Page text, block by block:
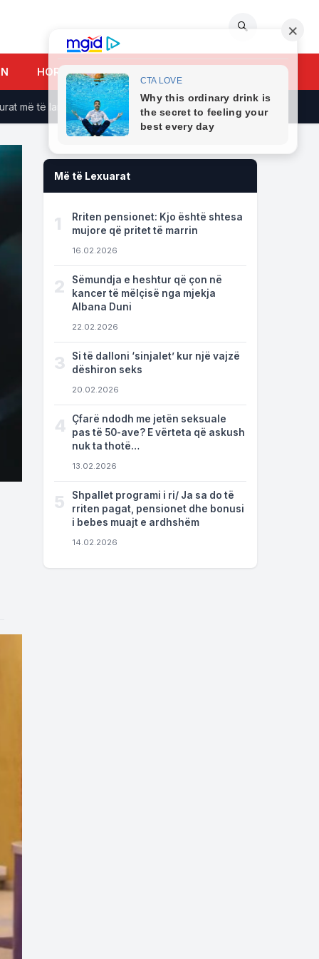
🔍
HOROSKOPI
të larta, kush mban vendin e parë? FSK forcon kuadrot
Më të Lexuarat
1
Rriten pensionet: Kjo është shtesa
mujore që pritet të marrin
16.02.2026
2
Sëmundja e heshtur që çon në
kancer të mëlçisë nga mjekja
Albana Duni
22.02.2026
3
Si të dalloni ‘sinjalet’ kur një vajzë
dëshiron seks
20.02.2026
4
Çfarë ndodh me jetën seksuale
pas të 50-ave? E vërteta që askush
nuk ta thotë…
13.02.2026
5
Shpallet programi i ri/ Ja sa do të
rriten pagat, pensionet dhe bonusi
i bebes muajt e ardhshëm
14.02.2026